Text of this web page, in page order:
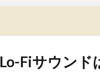
Lo-Fiサウンド